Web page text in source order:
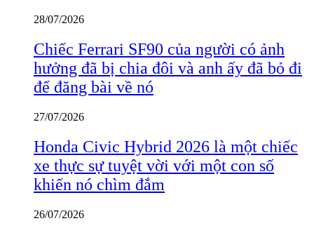
28/07/2026
Chiếc Ferrari SF90 của người có ảnh
hưởng đã bị chia đôi và anh ấy đã bỏ đi
để đăng bài về nó
27/07/2026
Honda Civic Hybrid 2026 là một chiếc
xe thực sự tuyệt vời với một con số
khiến nó chìm đắm
26/07/2026